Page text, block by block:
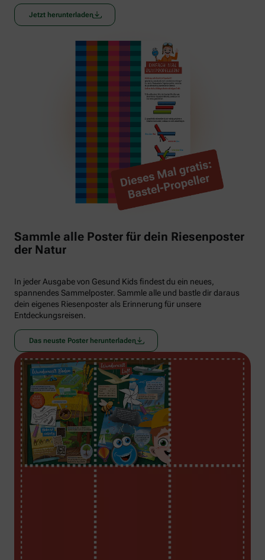
Jetzt herunterladen
Sammle alle Poster für dein Riesenposter
der Natur
In jeder Ausgabe von Gesund Kids findest du ein neues,
spannendes Sammelposter. Sammle alle und bastle dir daraus
dein eigenes Riesenposter als Erinnerung für unsere
Entdeckungsreisen.
Das neuste Poster herunterladen